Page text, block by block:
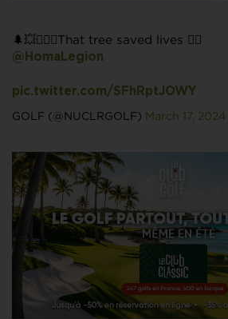
🌲💥🏌🏼‍♂️That tree saved lives 😮‍💨
@HomaLegion
pic.twitter.com/SFhRptJOWY
GOLF (@NUCLRGOLF) March 17, 2024